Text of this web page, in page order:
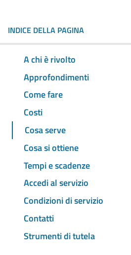
INDICE DELLA PAGINA
A chi è rivolto
Approfondimenti
Come fare
Costi
Cosa serve
Cosa si ottiene
Tempi e scadenze
Accedi al servizio
Condizioni di servizio
Contatti
Strumenti di tutela